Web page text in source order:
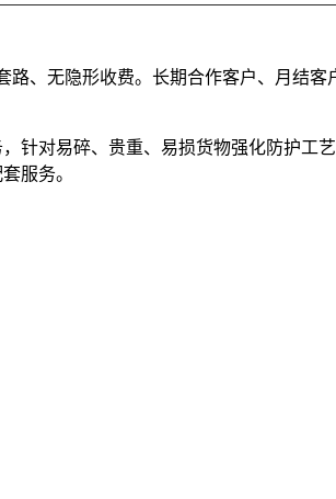
、无隐形收费。长期合作客户、月结客
针对易碎、贵重、易损货物强化防护工
服务。